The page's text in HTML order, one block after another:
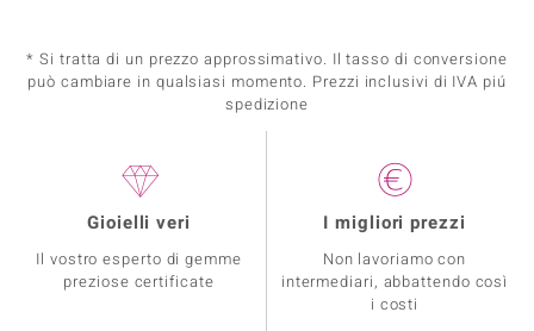
* Si tratta di un prezzo approssimativo. Il tasso di conversione
può cambiare in qualsiasi momento. Prezzi inclusivi di IVA piú
spedizione
Gioielli veri
Il vostro esperto di gemme
preziose certificate
I migliori prezzi
Non lavoriamo con
intermediari, abbattendo così
i costi